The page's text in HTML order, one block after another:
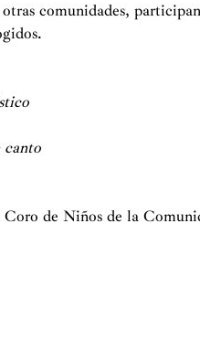
comunidades,
canto
de Niños de la